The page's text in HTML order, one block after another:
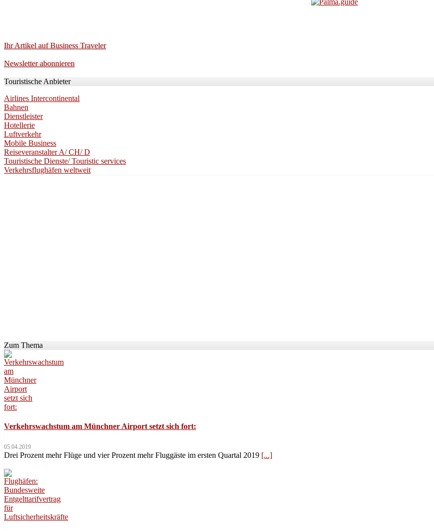
Ihr Artikel auf Business Traveler
Newsletter abonnieren
Touristische Anbieter
Airlines Intercontinental
Bahnen
Dienstleister
Hotellerie
Luftverkehr
Mobile Business
Reiseveranstalter A/ CH/ D
Touristische Dienste/ Touristic services
Verkehrsflughäfen weltweit
Zum Thema
Verkehrswachstum am Münchner Airport setzt sich fort:
05.04.2019
Drei Prozent mehr Flüge und vier Prozent mehr Fluggäste im ersten Quartal 2019 [...]